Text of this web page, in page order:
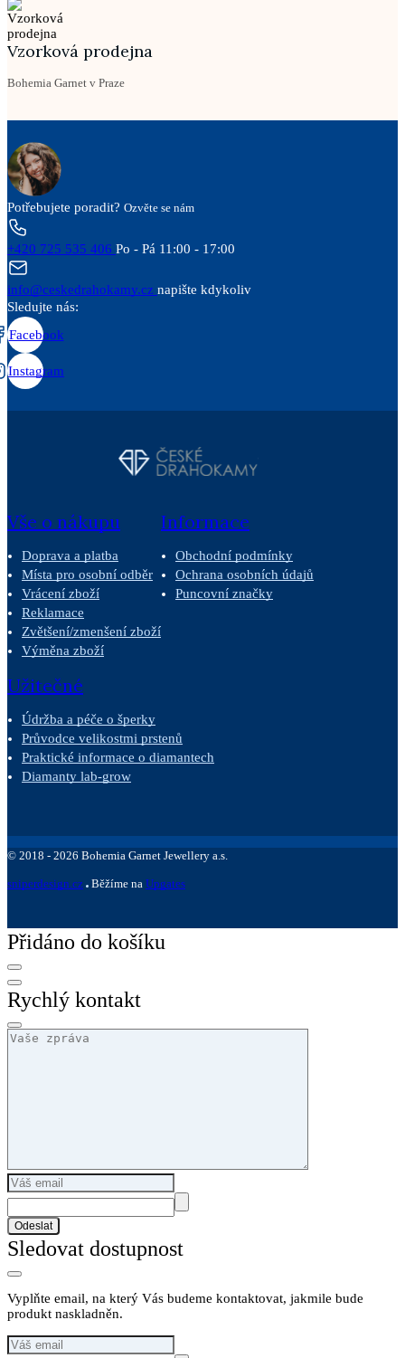
Vzorková prodejna
Bohemia Garnet v Praze
Potřebujete poradit? Ozvěte se nám
+420 725 535 406 Po - Pá 11:00 - 17:00
info@ceskedrahokamy.cz napište kdykoliv
Sledujte nás:
Facebook
Instagram
Vše o nákupu
Doprava a platba
Místa pro osobní odběr
Vrácení zboží
Reklamace
Zvětšení/zmenšení zboží
Výměna zboží
Informace
Obchodní podmínky
Ochrana osobních údajů
Puncovní značky
Užitečné
Údržba a péče o šperky
Průvodce velikostmi prstenů
Praktické informace o diamantech
Diamanty lab-grow
© 2018 - 2026 Bohemia Garnet Jewellery a.s.
sniperdesign.cz Běžíme na Upgates
Přidáno do košíku
Rychlý kontakt
Odeslat
Sledovat dostupnost
Vyplňte email, na který Vás budeme kontaktovat, jakmile bude
produkt naskladněn.